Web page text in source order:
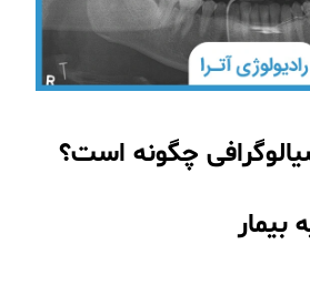
چگونه است؟
بیمار